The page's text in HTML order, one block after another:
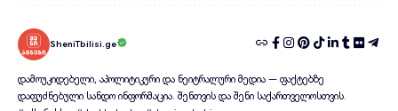
SheniTbilisi.ge
დამოუკიდებელი, აპოლიტიკური და ნეიტრალური მედია — ფაქტებზე
დაფუძნებული სანდო ინფორმაცია. შენთვის და შენი საქართველოსთვის.